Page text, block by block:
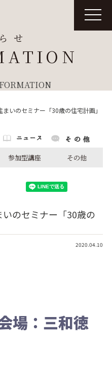
せ
t
o
g
i
まいのセミナー「30歳の住宅計画」
参加型講座 その他
いのセミナー「30歳の
2020.04.10
場：三和徳